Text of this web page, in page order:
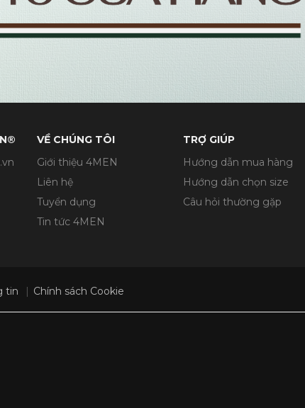
VỀ CHÚNG TÔI
Giới thiệu 4MEN
Liên hệ
Tuyển dụng
Tin tức 4MEN
TRỢ GIÚP
Hướng dẫn mua hàng
Hướng dẫn chọn size
Câu hỏi thường gặp
tin Chính sách Cookie